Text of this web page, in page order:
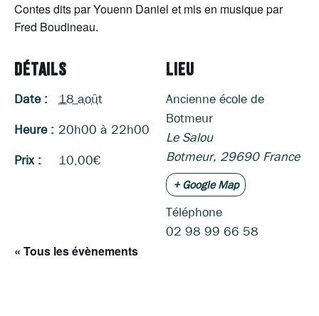
Contes dits par Youenn Daniel et mis en musique par
Fred Boudineau.
DÉTAILS
Date :
18 août
Heure : 20h00 à 22h00
Prix :
10,00€
LIEU
Ancienne école de
Botmeur
Le Salou
Botmeur, 29690 France
+ Google Map
Téléphone
02 98 99 66 58
« Tous les évènements